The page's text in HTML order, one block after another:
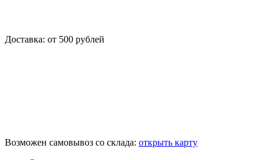
Доставка: от 500 рублей
Возможен самовывоз со склада: открыть карту